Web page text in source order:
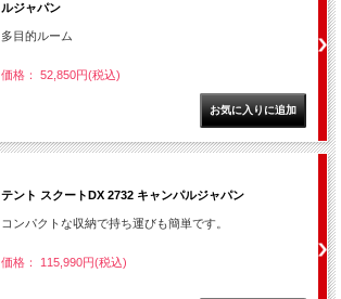
ルジャパン
多目的ルーム
価格： 52,850円(税込)
テント スクートDX 2732 キャンパルジャパン
コンパクトな収納で持ち運びも簡単です。
価格： 115,990円(税込)